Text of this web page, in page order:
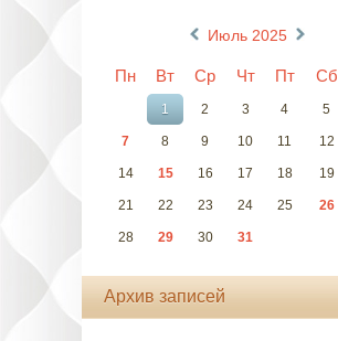
Июль 2025
Пн Вт Ср Чт Пт Сб
1 2 3 4 5
7 8 9 10 11 12
14 15 16 17 18 19
21 22 23 24 25 26
28 29 30 31
Архив записей